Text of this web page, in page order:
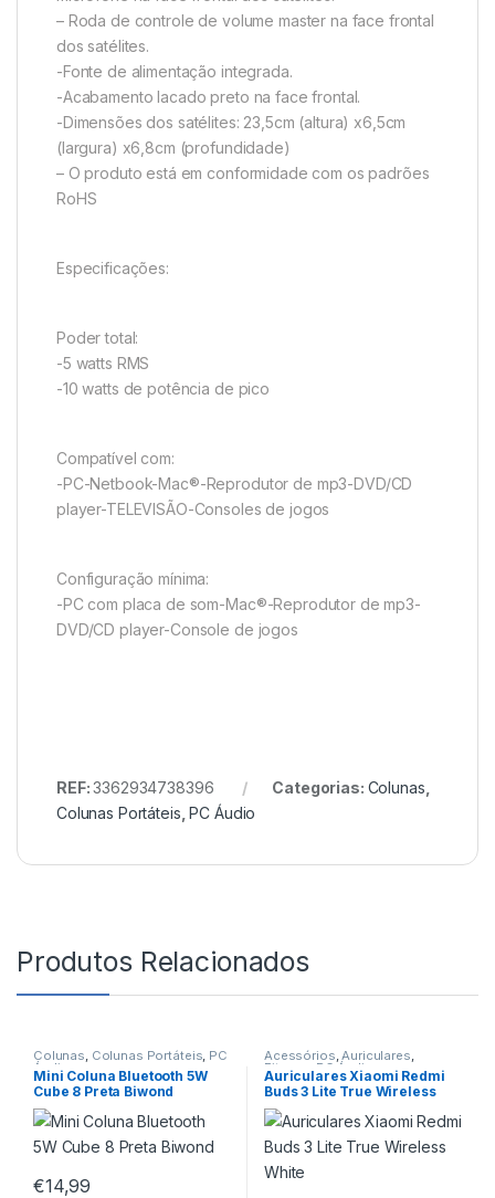
– Roda de controle de volume master na face frontal
dos satélites.
-Fonte de alimentação integrada.
-Acabamento lacado preto na face frontal.
-Dimensões dos satélites: 23,5cm (altura) x6,5cm
(largura) x6,8cm (profundidade)
– O produto está em conformidade com os padrões
RoHS
Especificações:
Poder total:
-5 watts RMS
-10 watts de potência de pico
Compatível com:
-PC-Netbook-Mac®-Reprodutor de mp3-DVD/CD
player-TELEVISÃO-Consoles de jogos
Configuração mínima:
-PC com placa de som-Mac®-Reprodutor de mp3-
DVD/CD player-Console de jogos
REF:3362934738396 Categorias: Colunas
Colunas Portáteis ,PC Áudio
Produtos Relacionados
Colunas, Colunas Portáteis, PC
Áudio
Mini Coluna Bluetooth 5W
Cube 8 Preta Biwond
€14,99
Acessórios,Auriculares,
Fitness , PC Áudio
Auriculares Xiaomi Redmi
Buds 3 Lite True Wireless
White